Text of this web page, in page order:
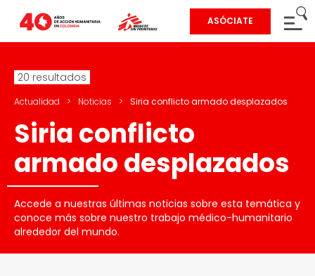
ASÓCIATE
20 resultados
Actualidad > Noticias > Siria conflicto armado desplazados
Siria conflicto
armado desplazados
Accede a nuestras últimas noticias sobre esta temática y
conoce más sobre nuestro trabajo médico-humanitario
alrededor del mundo.